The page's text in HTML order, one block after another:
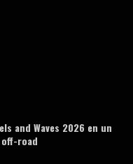
and Waves 2026 en un
road